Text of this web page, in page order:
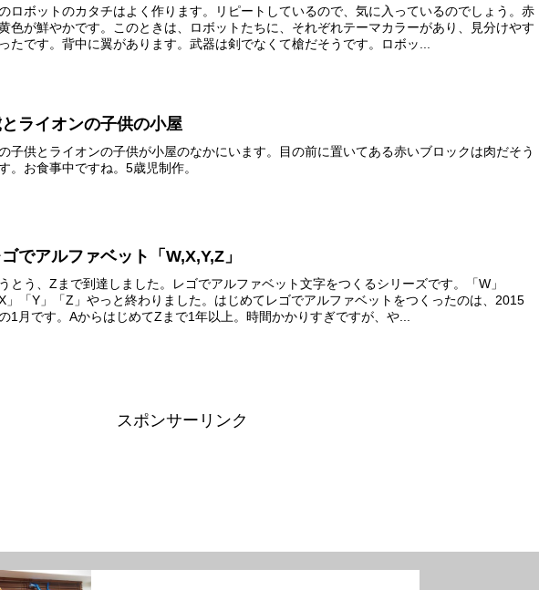
ロボットのカタチはよく作ります。リピートしているので、気に入っているのでしょう。赤
色が鮮やかです。このときは、ロボットたちに、それぞれテーマカラーがあり、見分けやす
たです。背中に翼があります。武器は剣でなくて槍だそうです。ロボッ...
とライオンの子供の小屋
子供とライオンの子供が小屋のなかにいます。目の前に置いてある赤いブロックは肉だそう
。お食事中ですね。5歳児制作。
でアルファベット「W,X,Y,Z」
とう、Zまで到達しました。レゴでアルファベット文字をつくるシリーズです。「W」
X」「Y」「Z」やっと終わりました。はじめてレゴでアルファベットをつくったのは、2015
1月です。AからはじめてZまで1年以上。時間かかりすぎですが、や...
スポンサーリンク